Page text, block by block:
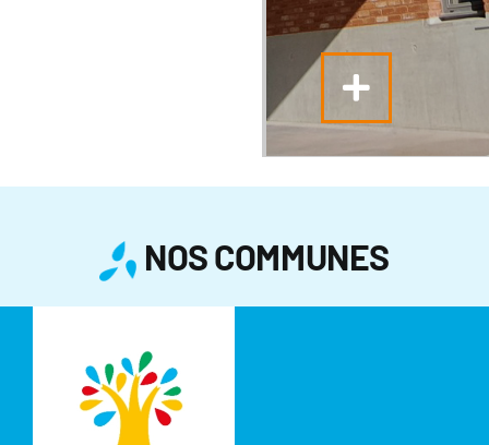
NOS COMMUNES